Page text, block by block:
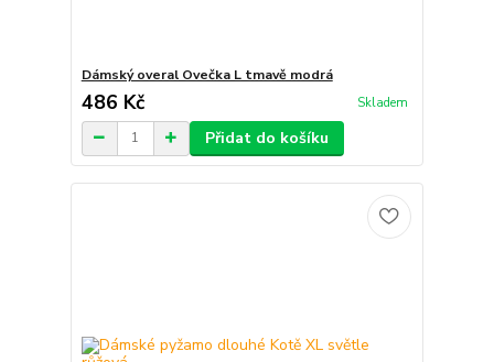
Dámský overal Ovečka L tmavě modrá
486 Kč Skladem
Přidat do košíku